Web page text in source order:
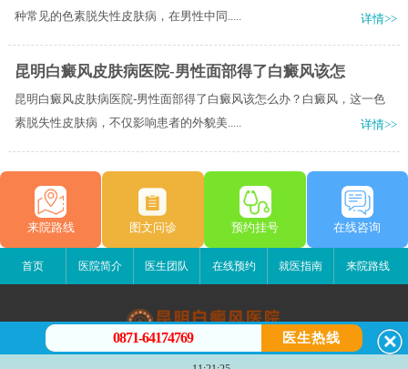
种常见的色素脱失性皮肤病，在男性中同.....
详情>>
昆明白癜风皮肤病医院-男性面部得了白癜风该怎
昆明白癜风皮肤病医院-男性面部得了白癜风该怎么办？白癜风，这一色
素脱失性皮肤病，不仅影响患者的外貌美.....
详情>>
来院路线 图文问诊 预约挂号 在线咨询
首页 医院简介 医生团队 在线预约 就医指南 来院路线
昆明白癜风医院
0871-64174769 医生热线